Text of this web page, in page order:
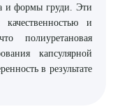
и формы груди. Эти
и
полиуретановая
капсулярной
в результате